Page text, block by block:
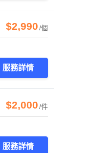
$2,990/個
服務詳情
$2,000/件
服務詳情